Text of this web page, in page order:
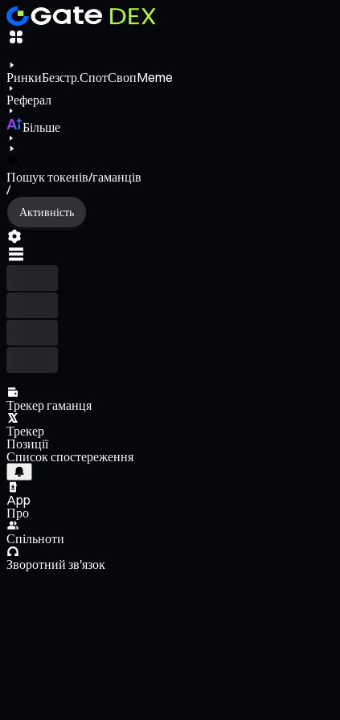
РинкиБезстр.СпотСвопMeme
Реферал
Більше
Пошук токенів/гаманців
/
Активність
Трекер гаманця
Трекер
Позиції
Список спостереження
App
Про
Спільноти
Зворотний зв'язок